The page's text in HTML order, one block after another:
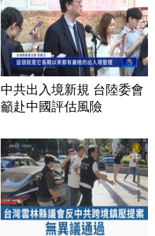
中共出入境新規 台陸委會
籲赴中國評估風險